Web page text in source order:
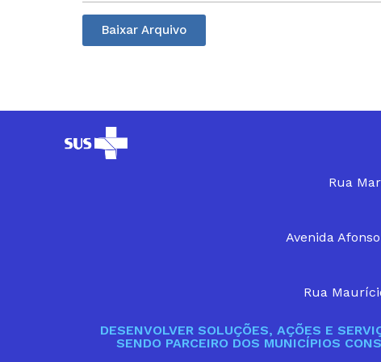
Baixar Arquivo
Rua
Avenida
Rua
DESENVOLVER SOLUÇÕES, AÇÕES E
SENDO PARCEIRO DOS MUNICÍPIOS